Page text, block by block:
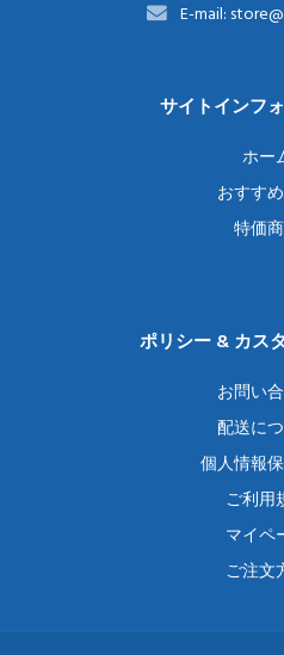
E-mail:
サイトインフ
ホー
おすす
特価
ポリシー & カス
お問い
配送に
個人情報
ご利用
マイペ
ご注文